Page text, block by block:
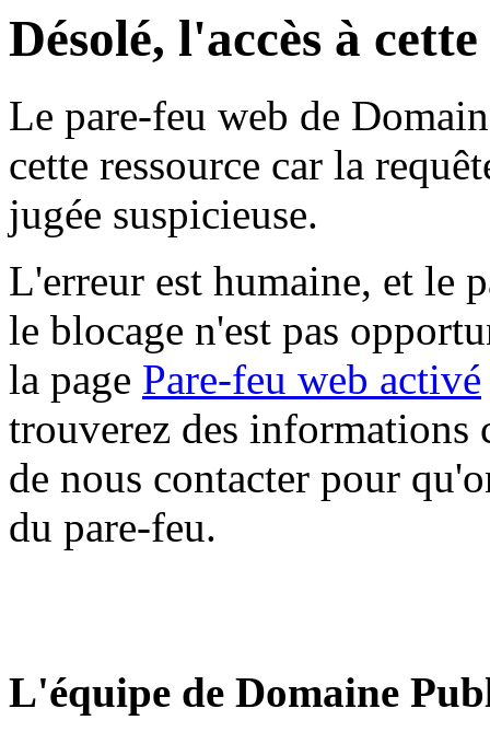
Désolé, l'accès à
Le pare-feu web de
cette ressource car la
jugée suspicieuse.
L'erreur est humaine, et le
le blocage n'est pas
la page Pare-feu web activé
trouverez des informations
de nous contacter pour
du pare-feu.
L'équipe de Domaine